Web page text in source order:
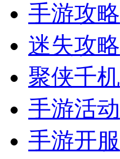
手游攻略
迷失攻略
聚侠千机
手游活动
手游开服